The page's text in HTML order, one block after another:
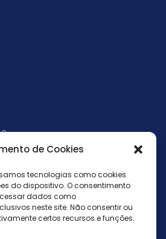
de Cookies
tecnologias como cookies
do dispositivo. O consentimento
dados como
neste site. Não consentir ou
certos recursos e funções.
o que é